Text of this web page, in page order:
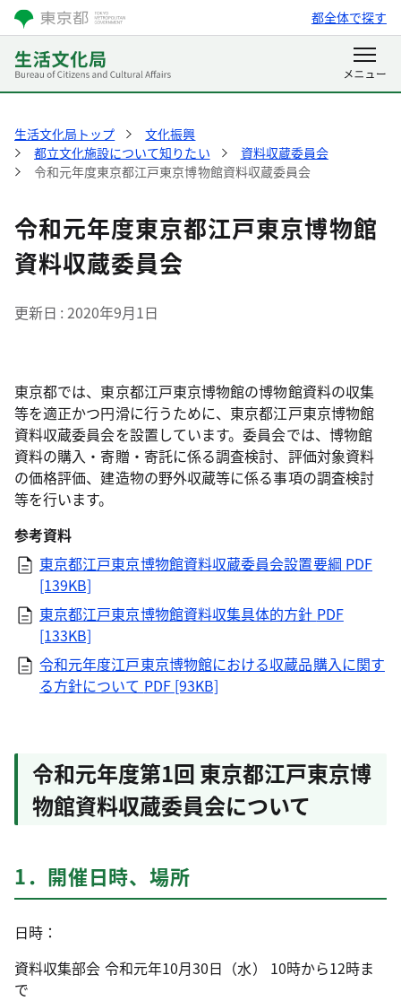
都全体で探す
生活文化局トップ
文化振興
都立文化施設について知りたい
資料収蔵委員会
令和元年度東京都江戸東京博物館資料収蔵委員会
令和元年度東京都江戸東京博物館
資料収蔵委員会
更新日 2020年9月1日
東京都では、東京都江戸東京博物館の博物館資料の収集
等を適正かつ円滑に行うために、東京都江戸東京博物館
資料収蔵委員会を設置しています。委員会では、博物館
資料の購入・寄贈・寄託に係る調査検討、評価対象資料
の価格評価、建造物の野外収蔵等に係る事項の調査検討
等を行います。
参考資料
東京都江戸東京博物館資料収蔵委員会設置要綱 PDF
[139KB]
東京都江戸東京博物館資料収集具体的方針 PDF
[133KB]
令和元年度江戸東京博物館における収蔵品購入に関す
る方針について PDF [93KB]
令和元年度第1回 東京都江戸東京博
物館資料収蔵委員会について
1．開催日時、場所
日時：
資料収集部会 令和元年10月30日（水） 10時から12時ま
で